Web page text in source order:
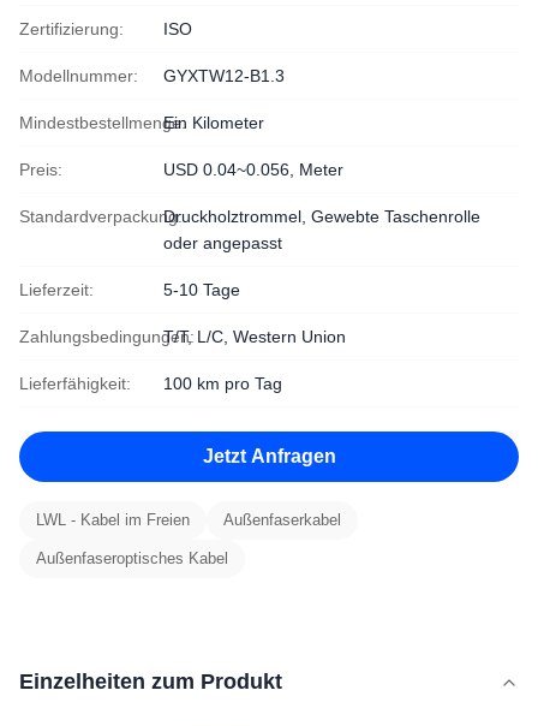
Zertifizierung: ISO
Modellnummer: GYXTW12-B1.3
Mindestbestellmenge:Ein Kilometer
Preis: USD 0.04~0.056, Meter
Standardverpackung:Druckholztrommel, Gewebte Taschenrolle
oder angepasst
Lieferzeit: 5-10 Tage
Zahlungsbedingungen:T/T, L/C, Western Union
Lieferfähigkeit: 100 km pro Tag
Jetzt Anfragen
LWL - Kabel im Freien Außenfaserkabel
Außenfaseroptisches Kabel
Einzelheiten zum Produkt